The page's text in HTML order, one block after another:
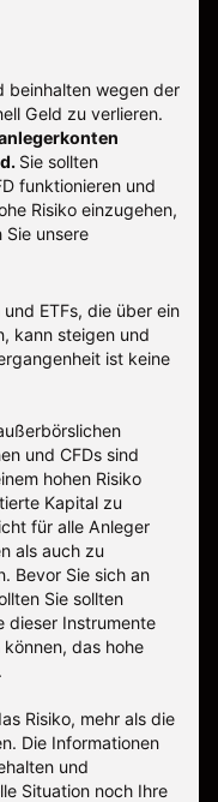
beinhalten wegen der
Geld zu verlieren.
Sie sollten
funktionieren und
Risiko einzugehen,
Sie unsere
ETFs, die über ein
kann steigen und
ist keine
und CFDs sind
hohen Risiko
Kapital zu
für alle Anleger
als auch zu
Bevor Sie sich an
Sie sollten
dieser Instrumente
das hohe
Risiko, mehr als die
Die Informationen
und
Situation noch Ihre